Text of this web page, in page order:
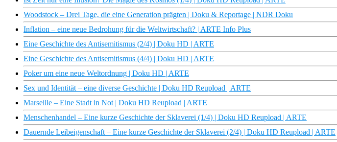
Woodstock – Drei Tage, die eine Generation prägten | Doku & Reportage | NDR Doku
Inflation – eine neue Bedrohung für die Weltwirtschaft? | ARTE Info Plus
Eine Geschichte des Antisemitismus (2/4) | Doku HD | ARTE
Eine Geschichte des Antisemitismus (4/4) | Doku HD | ARTE
Poker um eine neue Weltordnung | Doku HD | ARTE
Sex und Identität – eine diverse Geschichte | Doku HD Reupload | ARTE
Marseille – Eine Stadt in Not | Doku HD Reupload | ARTE
Menschenhandel – Eine kurze Geschichte der Sklaverei (1/4) | Doku HD Reupload | ARTE
Dauernde Leibeigenschaft – Eine kurze Geschichte der Sklaverei (2/4) | Doku HD Reupload | ARTE